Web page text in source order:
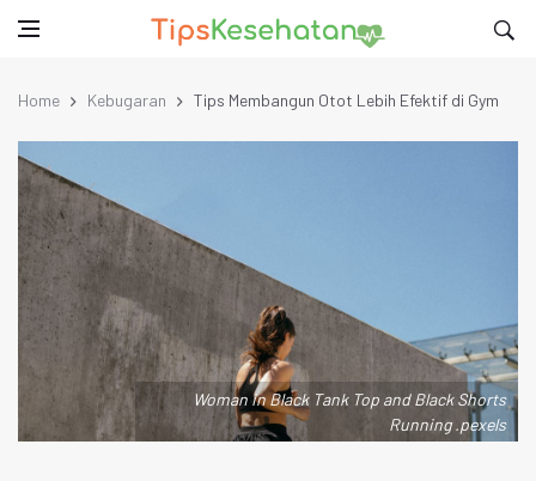
Home Kebugaran Tips Membangun Otot Lebih Efektif di Gym
Woman in Black Tank Top and Black Shorts
Running .pexels